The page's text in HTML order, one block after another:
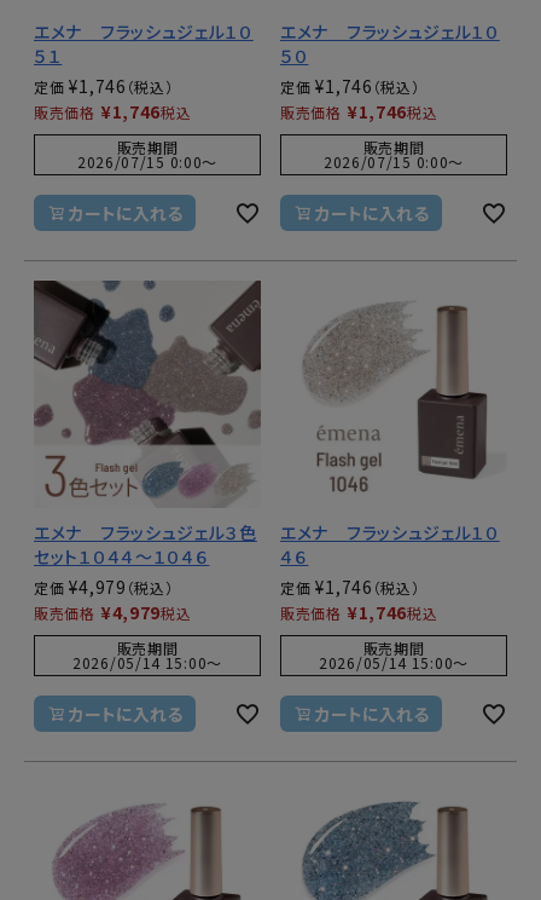
エメナ フラッシュジェル１０
５１
定価 ¥1,746
販売価格 ¥1,746税込
販売期間
2026/07/15 0:00〜
カートに入れる
エメナ フラッシュジェル１０
５０
定価 ¥1,746
販売価格 ¥1,746税込
販売期間
2026/07/15 0:00〜
カートに入れる
エメナ フラッシュジェル３色
セット１０４４～１０４６
定価 ¥4,979
販売価格 ¥4,979税込
販売期間
2026/05/14 15:00〜
カートに入れる
エメナ フラッシュジェル１０
４６
定価 ¥1,746
販売価格 ¥1,746税込
販売期間
2026/05/14 15:00〜
カートに入れる